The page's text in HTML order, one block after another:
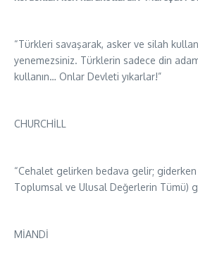
“Türkleri savaşarak, asker ve silah
yenemezsiniz. Türklerin sadece din
kullanın… Onlar Devleti yıkarlar!”
“Cehalet gelirken bedava gelir;
Toplumsal ve Ulusal Değerlerin Tümü)
MİANDİ